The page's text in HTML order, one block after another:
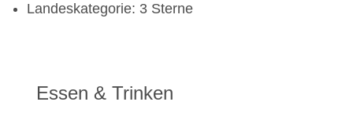
Landeskategorie: 3 Sterne
Essen & Trinken